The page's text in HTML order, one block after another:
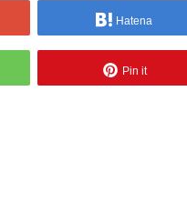
Hatena
Pin it